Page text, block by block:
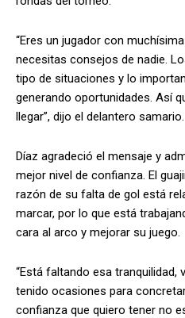
“Eres un jugador con
necesitas consejos de nadie.
tipo de situaciones y lo
generando oportunidades. Así
llegar”, dijo el delantero samario.
Díaz agradeció el mensaje y
mejor nivel de confianza. El
razón de su falta de gol está
marcar, por lo que está
cara al arco y mejorar su juego.
“Está faltando esa tranquilidad,
tenido ocasiones para
confianza que quiero tener no